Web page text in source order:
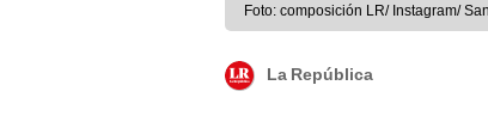
Foto: composición LR/ Instagram/
La República